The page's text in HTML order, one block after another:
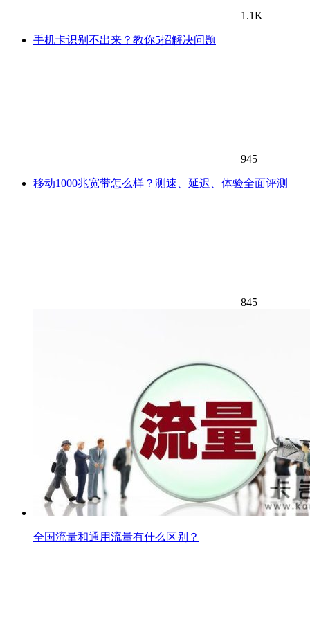
1.1K
手机卡识别不出来？教你5招解决问题
945
移动1000兆宽带怎么样？测速、延迟、体验全面评测
845
全国流量和通用流量有什么区别？